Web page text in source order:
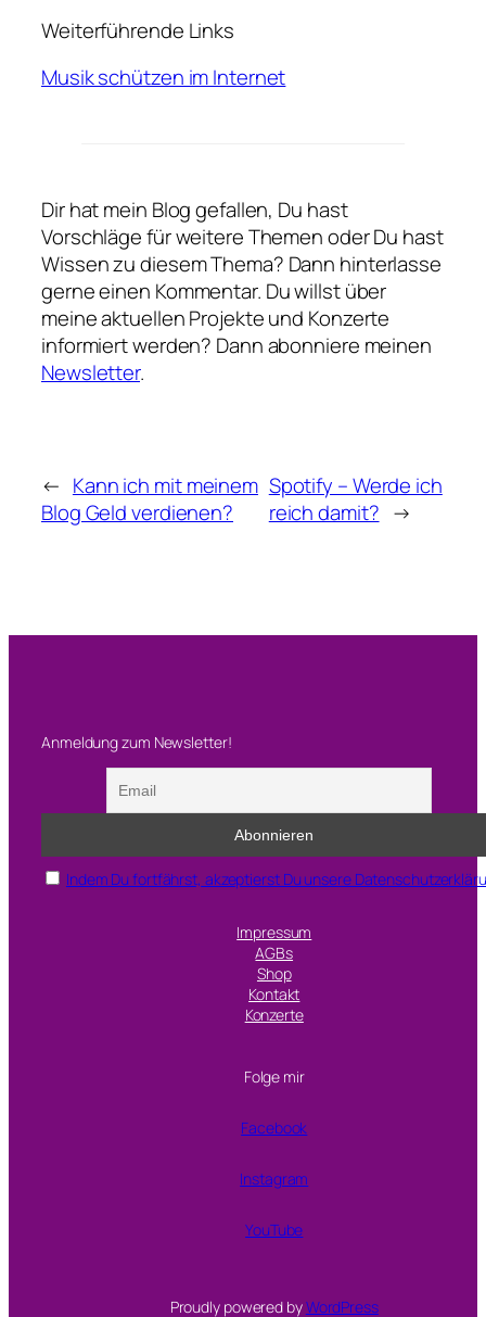
Weiterführende Links
Musik schützen im Internet
Dir hat mein Blog gefallen, Du hast
Vorschläge für weitere Themen oder Du hast
Wissen zu diesem Thema? Dann hinterlasse
gerne einen Kommentar. Du willst über
meine aktuellen Projekte und Konzerte
informiert werden? Dann abonniere meinen
Newsletter.
← Kann ich mit meinem
Blog Geld verdienen?
Spotify – Werde ich
reich damit? →
Anmeldung zum Newsletter!
Indem Du fortfährst, akzeptierst Du unsere
Impressum
AGBs
Shop
Kontakt
Konzerte
Folge mir
Facebook
Instagram
YouTube
Proudly powered byWordPress